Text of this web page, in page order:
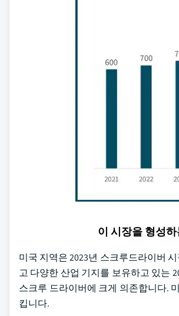
이 시장을 형성
미국 지역은 2023년 스크루드라이버
고 다양한 산업 기지를 보유하고 있는
스크루 드라이버에 크게 의존합니다.
킵니다.